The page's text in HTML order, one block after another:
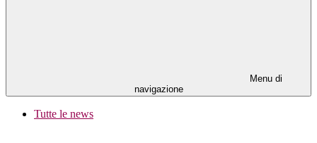
Menu di
navigazione
Tutte le news